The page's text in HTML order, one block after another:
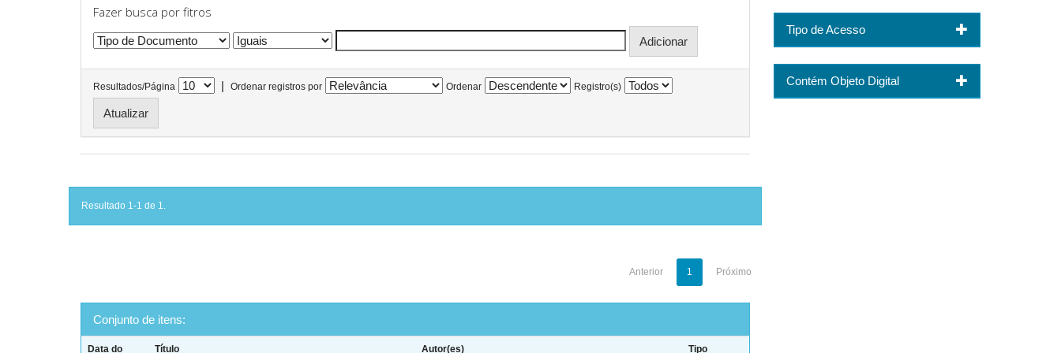
Fazer busca por fitros
Resultados/Página | Ordenar registros por Ordenar Registro(s)
Resultado 1-1 de 1.
Anterior 1 Próximo
Conjunto de itens:
Data do Título Autor(es) Tipo
Tipo de Acesso
Contém Objeto Digital